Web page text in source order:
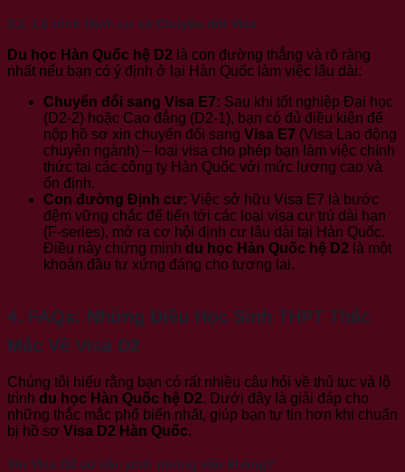
3.2. Lộ trình Định cư và Chuyển đổi Visa
Du học Hàn Quốc hệ D2 là con đường thẳng và rõ ràng
nhất nếu bạn có ý định ở lại Hàn Quốc làm việc lâu dài:
Chuyển đổi sang Visa E7: Sau khi tốt nghiệp Đại học
(D2-2) hoặc Cao đẳng (D2-1), bạn có đủ điều kiện để
nộp hồ sơ xin chuyển đổi sang Visa E7 (Visa Lao động
chuyên ngành) – loại visa cho phép bạn làm việc chính
thức tại các công ty Hàn Quốc với mức lương cao và
ổn định.
Con đường Định cư: Việc sở hữu Visa E7 là bước
đệm vững chắc để tiến tới các loại visa cư trú dài hạn
(F-series), mở ra cơ hội định cư lâu dài tại Hàn Quốc.
Điều này chứng minh du học Hàn Quốc hệ D2 là một
khoản đầu tư xứng đáng cho tương lai.
4. FAQs: Những Điều Học Sinh THPT Thắc
Mắc Về Visa D2
Chúng tôi hiểu rằng bạn có rất nhiều câu hỏi về thủ tục và lộ
trình du học Hàn Quốc hệ D2. Dưới đây là giải đáp cho
những thắc mắc phổ biến nhất, giúp bạn tự tin hơn khi chuẩn
bị hồ sơ Visa D2 Hàn Quốc.
Xin Visa D2 có cần phải phỏng vấn không?